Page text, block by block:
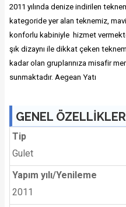
2011 yılında denize indirilen
kategoride yer alan teknemiz,
konforlu kabiniyle hizmet
şık dizaynı ile dikkat çeken
kadar olan gruplarınıza misafir
sunmaktadır. Aegean Yatı
GENEL ÖZELLİKLER
Tip
Gulet
Yapım yılı/Yenileme
2011